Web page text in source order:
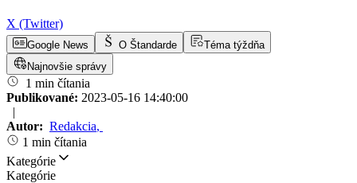
X (Twitter)
Google News O Štandarde
Téma týždňa
Najnovšie správy
1 min čítania
Publikované: 2023-05-16 14:40:00
|
Autor: Redakcia,
1 min čítania
Kategórie
Kategórie